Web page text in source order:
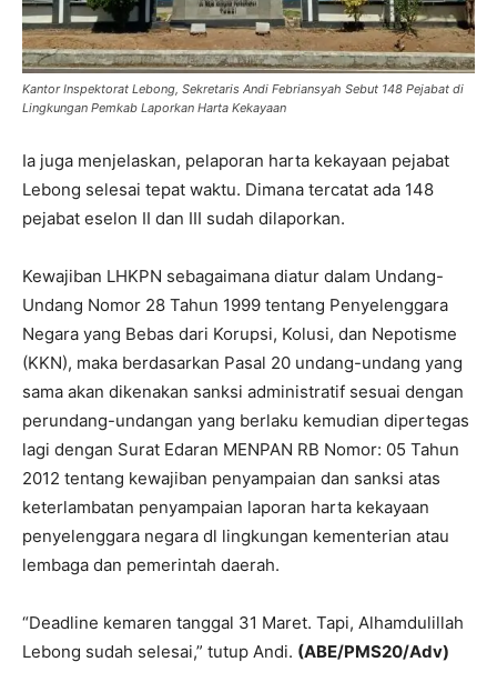
Kantor Inspektorat Lebong, Sekretaris Andi Febriansyah Sebut 148 Pejabat di
Lingkungan Pemkab Laporkan Harta Kekayaan
Ia juga menjelaskan, pelaporan harta kekayaan pejabat
Lebong selesai tepat waktu. Dimana tercatat ada 148
pejabat eselon II dan III sudah dilaporkan.
Kewajiban LHKPN sebagaimana diatur dalam Undang-
Undang Nomor 28 Tahun 1999 tentang Penyelenggara
Negara yang Bebas dari Korupsi, Kolusi, dan Nepotisme
(KKN), maka berdasarkan Pasal 20 undang-undang yang
sama akan dikenakan sanksi administratif sesuai dengan
perundang-undangan yang berlaku kemudian dipertegas
lagi dengan Surat Edaran MENPAN RB Nomor: 05 Tahun
2012 tentang kewajiban penyampaian dan sanksi atas
keterlambatan penyampaian laporan harta kekayaan
penyelenggara negara dl lingkungan kementerian atau
lembaga dan pemerintah daerah.
“Deadline kemaren tanggal 31 Maret. Tapi, Alhamdulillah
Lebong sudah selesai,” tutup Andi. (ABE/PMS20/Adv)